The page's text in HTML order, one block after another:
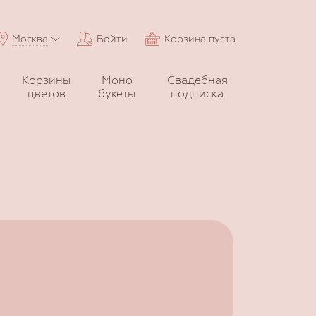
Москва Войти Корзина пуста
Корзины
цветов
Моно
букеты
Свадебная
подписка